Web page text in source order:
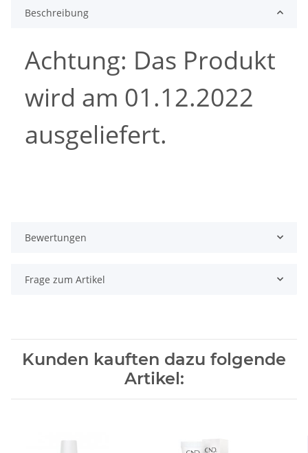
Beschreibung
Achtung: Das Produkt
wird am 01.12.2022
ausgeliefert.
Bewertungen
Frage zum Artikel
Kunden kauften dazu folgende
Artikel: